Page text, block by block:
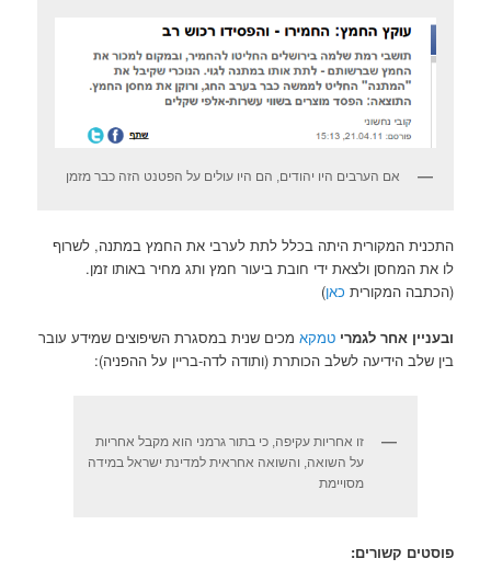
אם הערבים היו יהודים, הם היו עולים על הפטנט הזה כבר מזמן
התכנית המקורית היתה בכלל לתת לערבי את החמץ במתנה, לשרוף
לו את המחסן ולצאת ידי חובת ביעור חמץ ותג מחיר באותו זמן.
(הכתבה המקורית כאן)
ובעניין אחר לגמריטמקא מכים שנית במסגרת השיפוצים שמידע עובר
בין שלב הידיעה לשלב הכותרת (ותודה לדה-בריין על ההפניה):
זו אחריות עקיפה, כי בתור גרמני הוא מקבל אחריות
על השואה, והשואה אחראית למדינת ישראל במידה
מסויימת
פוסטים קשורים: